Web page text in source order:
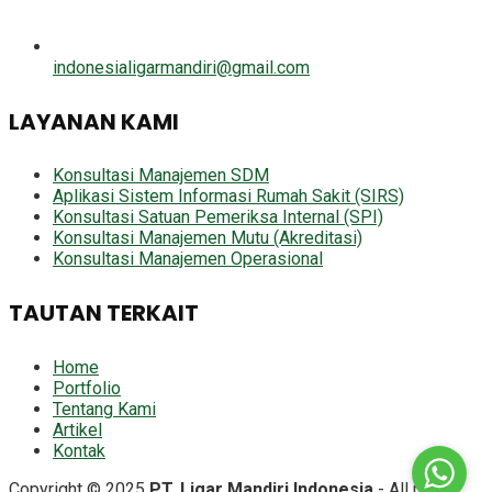
indonesialigarmandiri@gmail.com
LAYANAN KAMI
Konsultasi Manajemen SDM
Aplikasi Sistem Informasi Rumah Sakit (SIRS)
Konsultasi Satuan Pemeriksa Internal (SPI)
Konsultasi Manajemen Mutu (Akreditasi)
Konsultasi Manajemen Operasional
TAUTAN TERKAIT
Home
Portfolio
Tentang Kami
Artikel
Kontak